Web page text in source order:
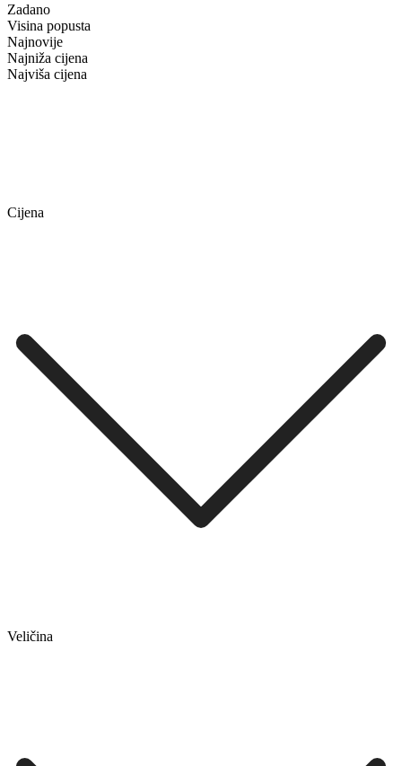
Zadano
Visina popusta
Najnovije
Najniža cijena
Najviša cijena
Cijena
Veličina